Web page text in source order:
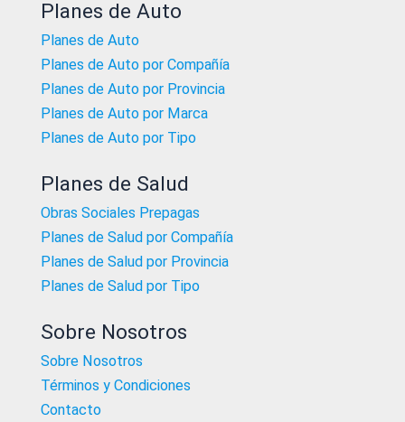
Planes de Auto
Planes de Auto
Planes de Auto por Compañía
Planes de Auto por Provincia
Planes de Auto por Marca
Planes de Auto por Tipo
Planes de Salud
Obras Sociales Prepagas
Planes de Salud por Compañía
Planes de Salud por Provincia
Planes de Salud por Tipo
Sobre Nosotros
Sobre Nosotros
Términos y Condiciones
Contacto